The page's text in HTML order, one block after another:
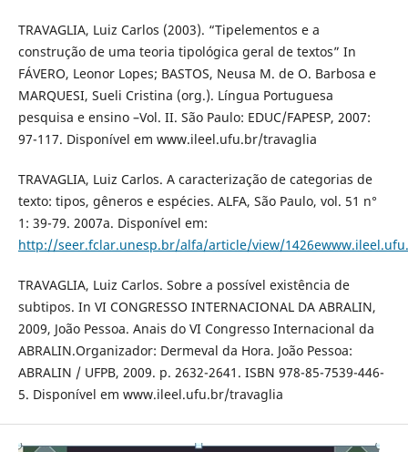
TRAVAGLIA, Luiz Carlos (2003). “Tipelementos e a
construção de uma teoria tipológica geral de textos” In
FÁVERO, Leonor Lopes; BASTOS, Neusa M. de O. Barbosa e
MARQUESI, Sueli Cristina (org.). Língua Portuguesa
pesquisa e ensino –Vol. II. São Paulo: EDUC/FAPESP, 2007:
97-117. Disponível em www.ileel.ufu.br/travaglia
TRAVAGLIA, Luiz Carlos. A caracterização de categorias de
texto: tipos, gêneros e espécies. ALFA, São Paulo, vol. 51 n°
1: 39-79. 2007a. Disponível em:
http://seer.fclar.unesp.br/alfa/article/view/
TRAVAGLIA, Luiz Carlos. Sobre a possível existência de
subtipos. In VI CONGRESSO INTERNACIONAL DA ABRALIN,
2009, João Pessoa. Anais do VI Congresso Internacional da
ABRALIN.Organizador: Dermeval da Hora. João Pessoa:
ABRALIN / UFPB, 2009. p. 2632-2641. ISBN 978-85-7539-446-
5. Disponível em www.ileel.ufu.br/travaglia